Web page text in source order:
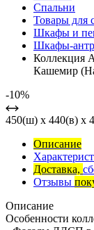
Спальни
Товары для
Шкафы и
Шкафы-
Коллекция
Кашемир
-10%
450(ш) x 440(в) x
Описание
Доставка,
Отзывы
Описание
Особенности